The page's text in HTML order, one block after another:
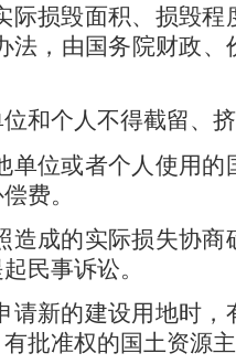
损毁面积、损毁
，由国务院财政
和个人不得截留、挤
位或者个人使用的
费。
成的实际损失协
民事诉讼。
新的建设用地时，
批准权的国土资源主